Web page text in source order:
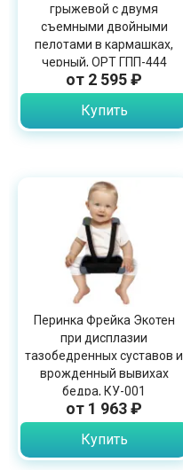
грыжевой с двумя
съемными двойными
пелотами в кармашках,
черный, OPT ГПП-444
от 2 595 ₽
Купить
Перинка Фрейка Экотен
при дисплазии
тазобедренных суставов и
врожденный вывихах
бедра, КУ-001
от 1 963 ₽
Купить